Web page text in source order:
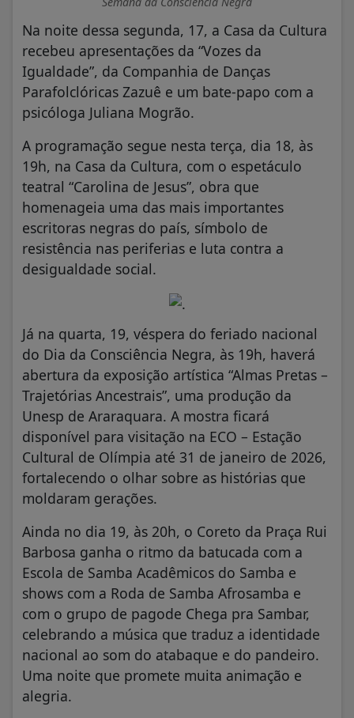
Na noite dessa segunda, 17, a Casa da Cultura
recebeu apresentações da “Vozes da
Igualdade”, da Companhia de Danças
Parafolclóricas Zazuê e um bate-papo com a
psicóloga Juliana Mogrão.
A programação segue nesta terça, dia 18, às
19h, na Casa da Cultura, com o espetáculo
teatral “Carolina de Jesus”, obra que
homenageia uma das mais importantes
escritoras negras do país, símbolo de
resistência nas periferias e luta contra a
desigualdade social.
Já na quarta, 19, véspera do feriado nacional
do Dia da Consciência Negra, às 19h, haverá
abertura da exposição artística “Almas Pretas –
Trajetórias Ancestrais”, uma produção da
Unesp de Araraquara. A mostra ficará
disponível para visitação na ECO – Estação
Cultural de Olímpia até 31 de janeiro de 2026,
fortalecendo o olhar sobre as histórias que
moldaram gerações.
Ainda no dia 19, às 20h, o Coreto da Praça Rui
Barbosa ganha o ritmo da batucada com a
Escola de Samba Acadêmicos do Samba e
shows com a Roda de Samba Afrosamba e
com o grupo de pagode Chega pra Sambar,
celebrando a música que traduz a identidade
nacional ao som do atabaque e do pandeiro.
Uma noite que promete muita animação e
alegria.